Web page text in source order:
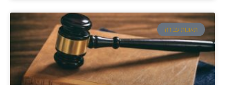
תאונות עבודה